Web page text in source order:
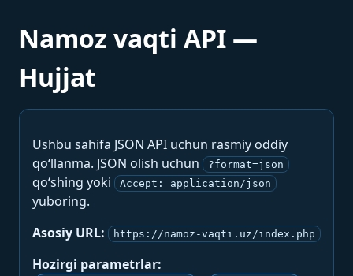
Namoz vaqti API —
Hujjat
Ushbu sahifa JSON API uchun rasmiy oddiy
qo‘llanma. JSON olish uchun
?format=json
qo‘shing yoki Accept: application/json
yuboring.
Asosiy URL:
https://namoz-vaqti.uz/index.php
Hozirgi parametrlar: